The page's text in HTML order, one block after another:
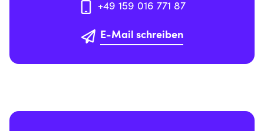
+49 159 016 771 87
E-Mail schreiben